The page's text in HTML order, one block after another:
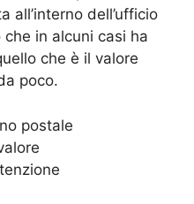
all’interno dell’ufficio
in alcuni casi ha
che è il valore
poco.
postale